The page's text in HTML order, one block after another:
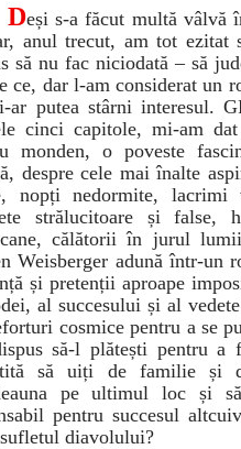
Deși s-a făcut multă vâlvă
anul trecut, am tot ezitat
să nu fac niciodată – să
ce, dar l-am considerat un
ar putea stârni interesul.
cinci capitole, mi-am
monden, o poveste
despre cele mai înalte
nopți nedormite,
strălucitoare și
călătorii în jurul
Weisberger adună într-un
și pretenții aproape
al succesului și al
cosmice pentru a se
să-l plătești pentru a
să uiți de familie și
pe ultimul loc și
pentru succesul
diavolului?